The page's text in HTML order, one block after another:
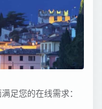
足您的在线需求：